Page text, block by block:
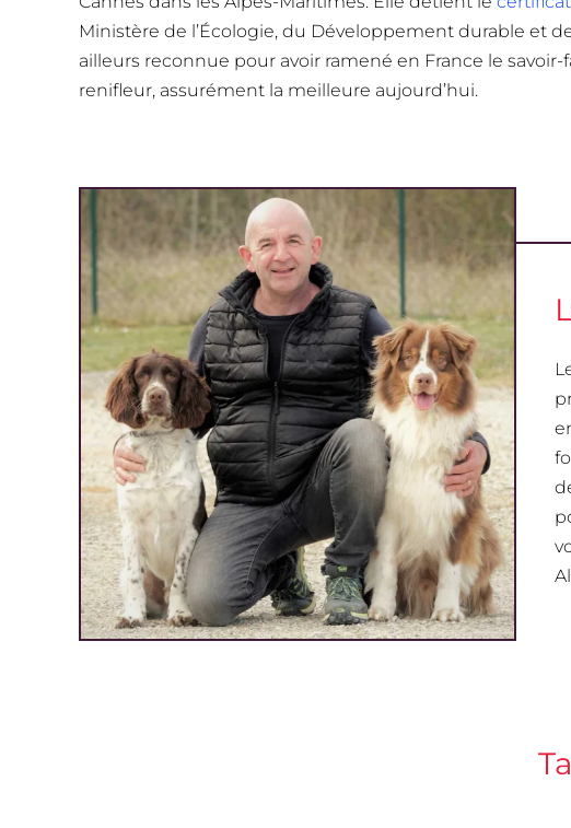
Ministère de l’Écologie, du Développement durable et
ailleurs reconnue pour avoir ramené en France le
renifleur, assurément la meilleure aujourd’hui.